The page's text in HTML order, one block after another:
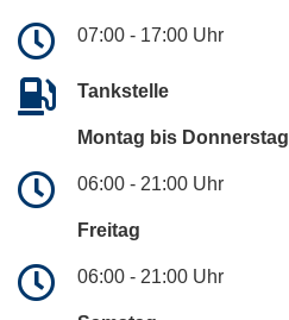
07:00 - 17:00 Uhr
Tankstelle
Montag bis Donnerstag
06:00 - 21:00 Uhr
Freitag
06:00 - 21:00 Uhr